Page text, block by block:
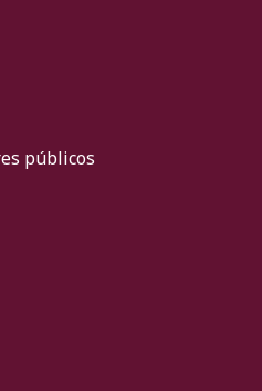
públicos